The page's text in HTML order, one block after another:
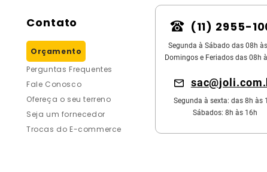
Contato
Orçamento
Perguntas Frequentes
Fale Conosco
Ofereça o seu terreno
Seja um fornecedor
Trocas do E-commerce
(11) 2955-
Segunda à Sábado das 08h
Domingos e Feriados das 08h
Segunda à sexta: das 8h às
Sábados: 8h às 16h